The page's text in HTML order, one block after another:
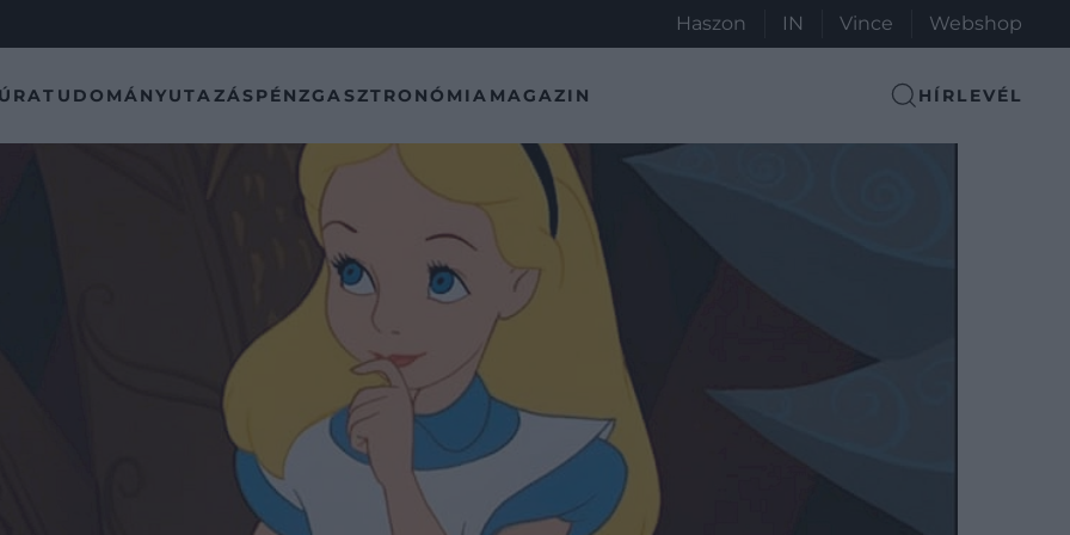
Haszon IN Vince Webshop
TUDOMÁNYUTAZÁSPÉNZGASZTRONÓMIA MAGAZIN HÍRLEVÉL